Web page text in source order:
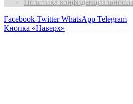
Политика конфиденциальности
Facebook Twitter WhatsApp Telegram
Кнопка «Наверх»